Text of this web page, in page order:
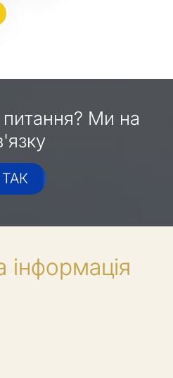
Ми на
ТАК
інформація